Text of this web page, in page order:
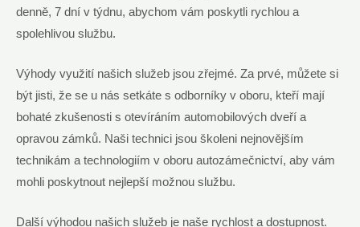
denně, 7 dní v týdnu, abychom vám poskytli rychlou a
spolehlivou službu.
Výhody využití našich služeb jsou zřejmé. Za prvé, můžete si
být jisti, že se u nás setkáte s odborníky v oboru, kteří mají
bohaté zkušenosti s otevíráním automobilových dveří a
opravou zámků. Naši technici jsou školeni nejnovějším
technikám a technologiím v oboru autozámečnictví, aby vám
mohli poskytnout nejlepší možnou službu.
Další výhodou našich služeb je naše rychlost a dostupnost.